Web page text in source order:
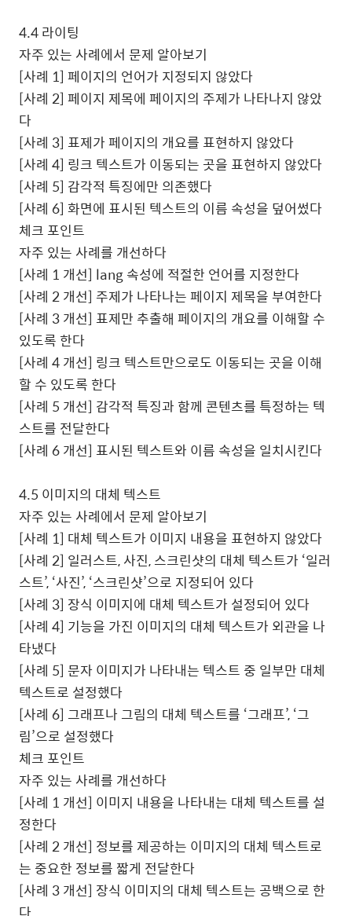
4.4라이팅
자주 있는 사례에서 문제 알아보기
[사례 1] 페이지의 언어가 지정되지 않았다
[사례 2] 페이지 제목에 페이지의 주제가 나타나지 않았
다
[사례 3] 표제가 페이지의 개요를 표현하지 않았다
[사례 4] 링크 텍스트가 이동되는 곳을 표현하지 않았다
[사례 5] 감각적 특징에만 의존했다
[사례 6] 화면에 표시된 텍스트의 이름 속성을 덮어썼다
체크 포인트
자주 있는 사례를 개선하다
[사례 1 개선] lang속성에 적절한 언어를 지정한다
[사례 2개선] 주제가 나타나는 페이지 제목을 부여한다
[사례 3개선] 표제만 추출해 페이지의 개요를 이해할 수
있도록 한다
[사례 4개선] 링크 텍스트만으로도 이동되는 곳을 이해
할 수 있도록 한다
[사례 5 개선] 감각적 특징과 함께 콘텐츠를 특정하는 텍
스트를 전달한다
[사례 6개선] 표시된 텍스트와 이름 속성을 일치시킨다
4.5 이미지의 대체 텍스트
자주 있는 사례에서 문제 알아보기
[사례 1] 대체 텍스트가 이미지 내용을 표현하지 않았다
[사례 2] 일러스트,사진,스크린샷의 대체 텍스트가 ‘일러
스트’,‘사진’,‘스크린샷’으로 지정되어 있다
[사례 3] 장식 이미지에 대체 텍스트가 설정되어 있다
[사례 4] 기능을 가진 이미지의 대체 텍스트가 외관을 나
타냈다
[사례 5] 문자 이미지가 나타내는 텍스트 중 일부만 대체
텍스트로 설정했다
[사례 6] 그래프나 그림의 대체 텍스트를 ‘그래프’,‘그
림’으로 설정했다
체크 포인트
자주 있는 사례를 개선하다
[사례 1 개선] 이미지 내용을 나타내는 대체 텍스트를 설
정한다
[사례 2개선] 정보를 제공하는 이미지의 대체 텍스트로
는 중요한 정보를 짧게 전달한다
[사례 3개선] 장식 이미지의 대체 텍스트는 공백으로 한